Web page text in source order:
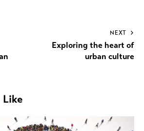
NEXT
Exploring the heart of
urban culture
Like